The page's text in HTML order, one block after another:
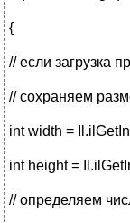
{
// если загрузка
// сохраняем
int width =
int height =
// определяем